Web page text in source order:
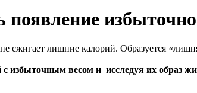
сжигает лишние калорий. Образуется
избыточным весом и исследуя их образ